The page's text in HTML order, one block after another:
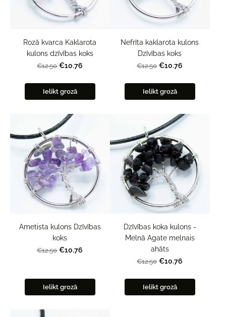
Rozā kvarca Kaklarota
kulons dzīvības koks
€12.50 €10.76
Ielikt grozā
Nefrīta kaklarota kulons
Dzīvības koks
€12.50 €10.76
Ielikt grozā
Ametista kulons Dzīvības
koks
€12.50 €10.76
Ielikt grozā
Dzīvības koka kulons -
Melnā Agate melnais
ahāts
€12.50 €10.76
Ielikt grozā